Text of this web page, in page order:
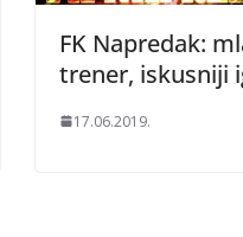
FK Napredak:
trener, iskusniji
17.06.2019.